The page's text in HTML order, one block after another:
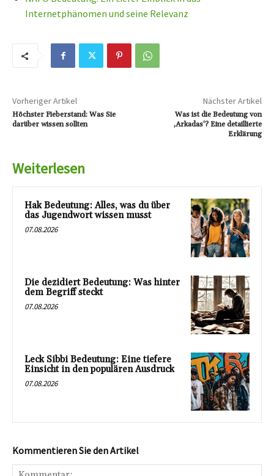
Internetphänomen und seine Relevanz
Vorheriger Artikel
Höchster Fieberstand: Was Sie
darüber wissen sollten
Nächster Artikel
Was ist die Bedeutung von
‚Arkadas‘? Eine detaillierte
Erklärung
Weiterlesen
Hak Bedeutung: Alles, was du über
das Jugendwort wissen musst
07.08.2026
Die dezidiert Bedeutung: Was hinter
dem Begriff steckt
07.08.2026
Leck Sibbi Bedeutung: Eine tiefere
Einsicht in den populären Ausdruck
07.08.2026
Kommentieren Sie den Artikel